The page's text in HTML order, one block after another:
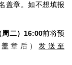
盖章。如不想填报
周二）16:00前将预
章后） 发送至